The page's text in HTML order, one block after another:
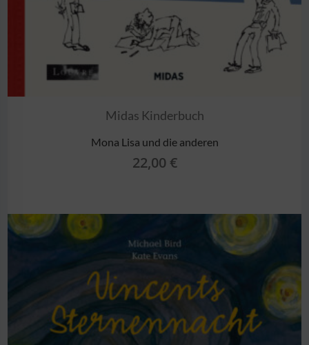
Midas Kinderbuch
Mona Lisa und die anderen
22,00 €